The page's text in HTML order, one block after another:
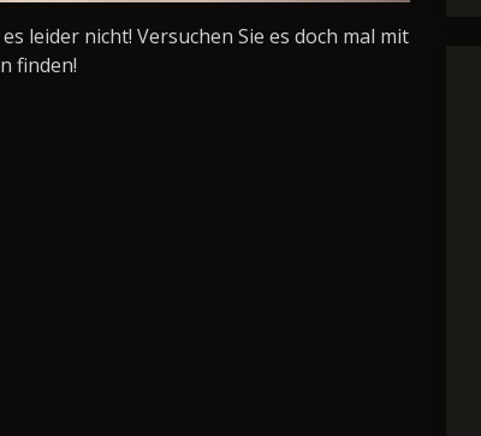
leider nicht! Versuchen Sie es doch mal mit
finden!